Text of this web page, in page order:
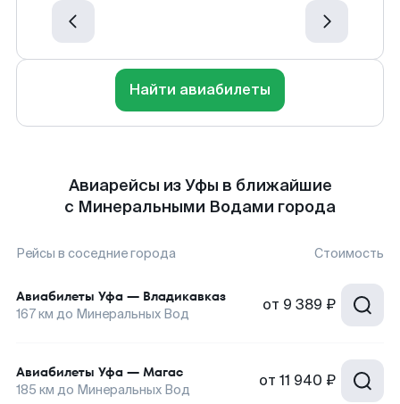
Найти авиабилеты
Авиарейсы из Уфы в ближайшие
с Минеральными Водами города
Рейсы в соседние города Стоимость
Авиабилеты Уфа — Владикавказ
167км до Минеральных Вод от 9 389 ₽
Авиабилеты Уфа — Магас
185 км до Минеральных Вод от 11 940 ₽